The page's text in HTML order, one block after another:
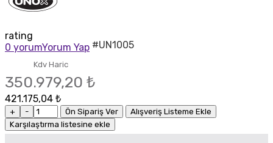
rating
0 yorumYorum Yap #UN1005
Kdv Haric
350.979,20 ₺
421.175,04 ₺
+ - Ön Sipariş Ver
Alışveriş Listeme Ekle
Karşılaştırma listesine ekle